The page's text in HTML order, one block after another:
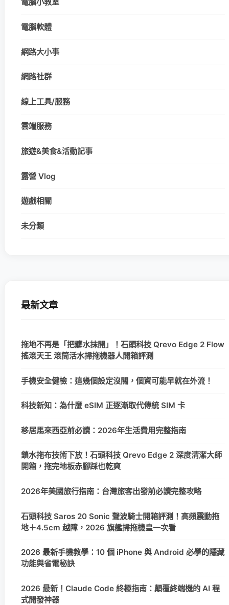
電腦小教室
電腦軟體
網路大小事
網路社群
線上工具/服務
雲端服務
旅遊&美食&活動記事
露營 Vlog
遊戲相關
未分類
最新文章
拖地不再是「把髒水抹開」！石頭科技 Qrevo Edge 2 Flow
搖滾天王 滾筒活水掃拖機器人開箱評測
手機安全健檢：這幾個設定沒關，個資可能早就在外流！
科技新知：為什麼 eSIM 正逐漸取代傳統 SIM 卡
移居馬來西亞前必讀：2026年生活費用完整指南
鎖水拖布技術下放！石頭科技 Qrevo Edge 2 深度清潔大師
開箱，拖完地板赤腳踩也乾爽
2026年美國旅行指南：台灣旅客出發前必讀完整攻略
石頭科技 Saros 20 Sonic 聲波騎士開箱評測！高頻震動拖
地＋4.5cm 越障，2026 旗艦掃拖機皇一次看
2026 最新手機教學：10 個 iPhone 與 Android 必學的隱藏
功能與省電秘訣
2026 最新！Claude Code 終極指南：顛覆終端機的 AI 程
式開發神器